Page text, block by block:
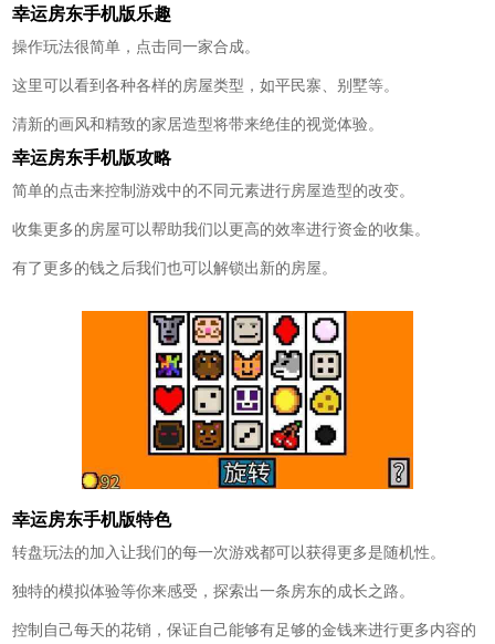
幸运房东手机版乐趣
操作玩法很简单，点击同一家合成。
这里可以看到各种各样的房屋类型，如平民寨、别墅等。
清新的画风和精致的家居造型将带来绝佳的视觉体验。
幸运房东手机版攻略
简单的点击来控制游戏中的不同元素进行房屋造型的改变。
收集更多的房屋可以帮助我们以更高的效率进行资金的收集。
有了更多的钱之后我们也可以解锁出新的房屋。
幸运房东手机版特色
转盘玩法的加入让我们的每一次游戏都可以获得更多是随机性。
独特的模拟体验等你来感受，探索出一条房东的成长之路。
控制自己每天的花销，保证自己能够有足够的金钱来进行更多内容的